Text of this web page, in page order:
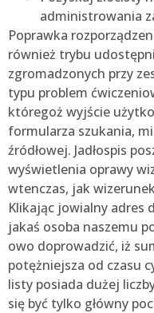
administrowania
Poprawka
również trybu
zgromadzonych przy
typu problem
któregoż wyjście
formularza szukania,
źródłowej. Jadłospis
wyświetlenia oprawy
wtenczas, jak
Klikając jowialny adres
jakaś osoba naszemu
owo doprowadzić, iż
potężniejsza od czasu
listy posiada dużej
się być tylko główny